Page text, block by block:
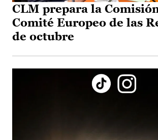
CLM prepara la
Comité Europeo de las
de octubre